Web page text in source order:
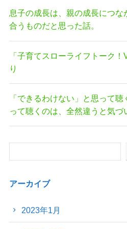
息子の成長は、親の成長につな
合うものだと思った話。
「子育てスローライフトーク
り
「できるわけない」と思って
って聴くのは、全然違うと気づ
アーカイブ
2023年1月